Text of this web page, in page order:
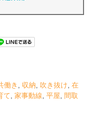
働き , 収納, 吹き抜け, 在
て, 家事動線, 平屋, 間取